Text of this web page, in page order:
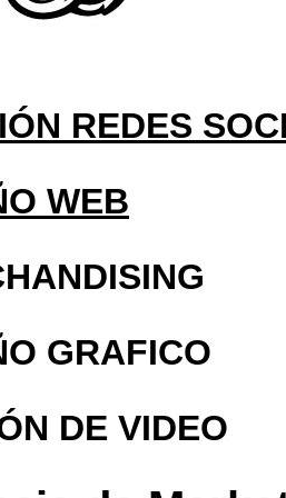
REDES
WEB
GRAFICO
DE VIDEO